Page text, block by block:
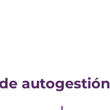
autogestión